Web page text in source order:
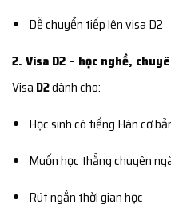
Dễ chuyển tiếp lên visa D2
2. Visa D2 – học nghề,
Visa D2dành cho:
Học sinh có tiếng Hàn cơ
Muốn học thẳng chuyên
Rút ngắn thời gian học